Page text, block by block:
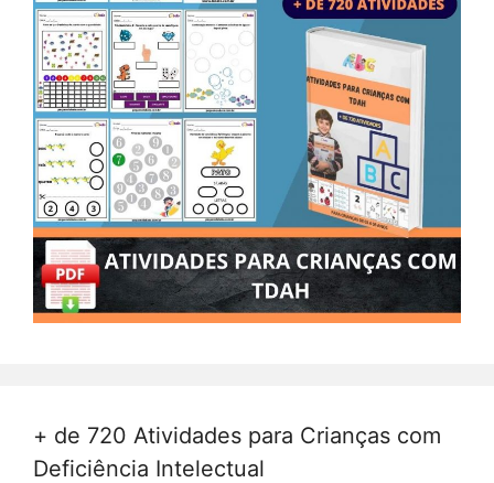
+ de 720 Atividades para Crianças com
Deficiência Intelectual